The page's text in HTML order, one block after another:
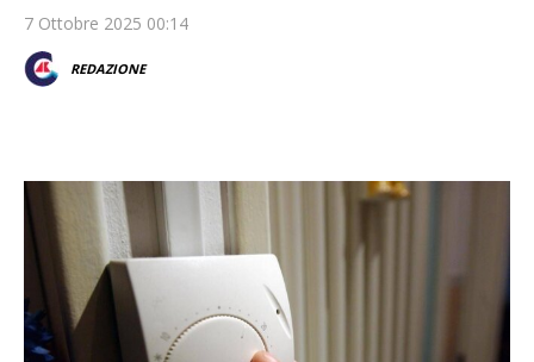
7 Ottobre 2025 00:14
REDAZIONE